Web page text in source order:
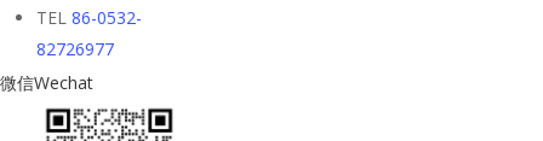
TEL 86-0532-
82726977
微信Wechat